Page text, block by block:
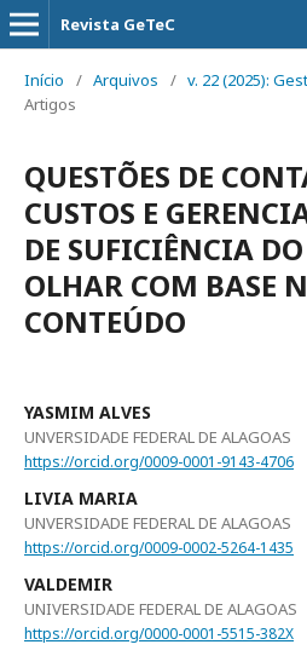
Revista GeTeC
Início / Arquivos / v. 22 (2025):
Artigos
QUESTÕES DE
CUSTOS E
DE SUFICIÊNCIA
OLHAR COM BASE
CONTEÚDO
YASMIM ALVES
UNVERSIDADE FEDERAL DE ALAGOAS
https://orcid.org/0009-0001-9143-4706
LIVIA MARIA
UNVERSIDADE FEDERAL DE ALAGOAS
https://orcid.org/0009-0002-5264-1435
VALDEMIR
UNIVERSIDADE FEDERAL DE ALAGOAS
https://orcid.org/0000-0001-5515-382X